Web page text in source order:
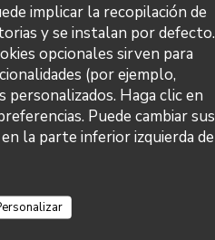
implicar la recopilación de
y se instalan por defecto.
opcionales sirven para
(por ejemplo,
Haga clic en
Puede cambiar sus
la parte inferior izquierda de
:5/5
:5/5